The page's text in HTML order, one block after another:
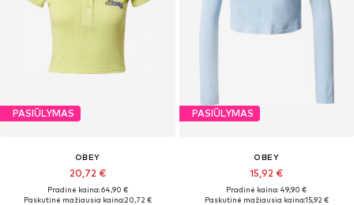
PASIŪLYMAS
OBEY
20,72 €
Pradinė kaina: 64,90 €
Paskutinė mažiausia kaina:20,72 €
PASIŪLYMAS
OBEY
15,92 €
Pradinė kaina: 49,90 €
Paskutinė mažiausia kaina:15,92 €